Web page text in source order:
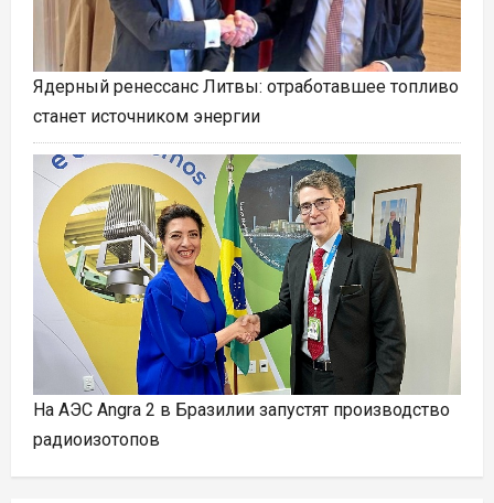
Ядерный ренессанс Литвы: отработавшее топливо
станет источником энергии
На АЭС Angra 2 в Бразилии запустят производство
радиоизотопов